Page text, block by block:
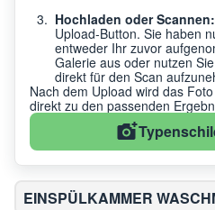
Hochladen oder Scannen:
Upload-Button. Sie haben
entweder Ihr zuvor
Galerie aus oder nutzen
direkt für den Scan
Nach dem Upload wird das
direkt zu den passenden
EINSPÜLKAMMER